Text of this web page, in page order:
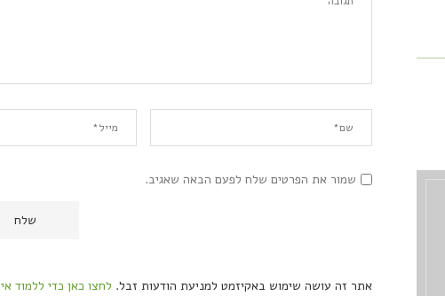
שמור את הפרטים שלח לפעם הבאה שאגיב.
אתר זה עושה שימוש באקיזמט למניעת הודעות זבל. לחצו כאן כדי ללמוד